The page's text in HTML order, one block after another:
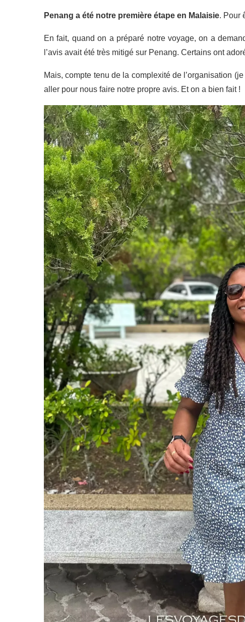
Penang a été notre première étape en Malaisie. Pour
En fait, quand on a préparé notre voyage, on a
l’avis avait été très mitigé sur Penang. Certains ont
Mais, compte tenu de la complexité de l’organisation
aller pour nous faire notre propre avis. Et on a bien fait !